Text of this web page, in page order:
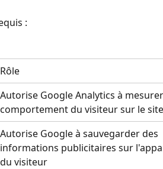
:
Rôle
Autorise Google Analytics à
comportement du visiteur sur le site
Autorise Google à sauvegarder des
informations publicitaires sur
du visiteur